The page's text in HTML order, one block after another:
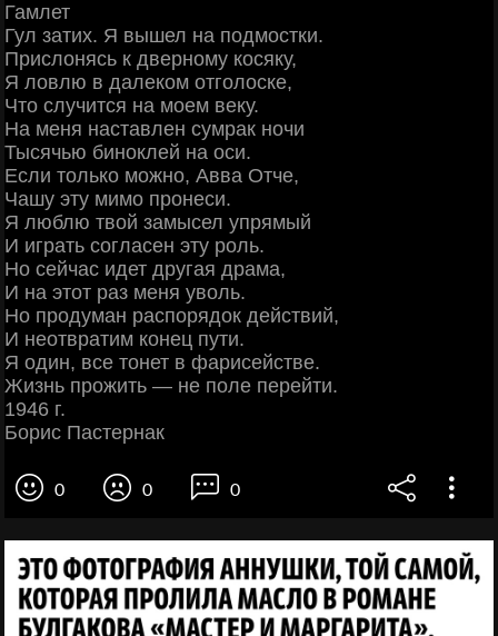
Гамлет
Гул затих. Я вышел на подмостки.
Прислонясь к дверному косяку,
Я ловлю в далеком отголоске,
Что случится на моем веку.
На меня наставлен сумрак ночи
Тысячью биноклей на оси.
Если только можно, Авва Отче,
Чашу эту мимо пронеси.
Я люблю твой замысел упрямый
И играть согласен эту роль.
Но сейчас идет другая драма,
И на этот раз меня уволь.
Но продуман распорядок действий,
И неотвратим конец пути.
Я один, все тонет в фарисействе.
Жизнь прожить — не поле перейти.
1946 г.
Борис Пастернак
0 0 0